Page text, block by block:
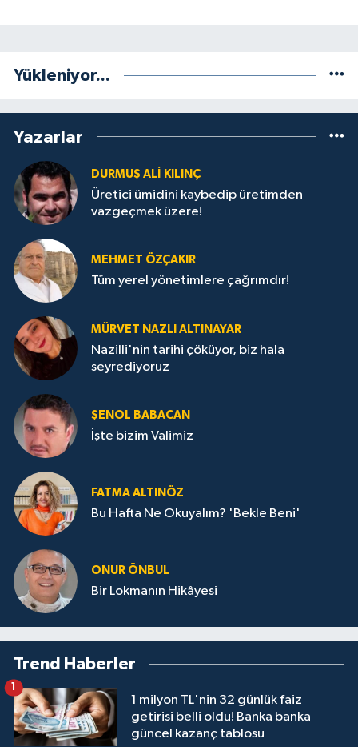
Yükleniyor...
Yazarlar
DURMUŞ ALI KILINÇ
Üretici ümidini kaybedip üretimden
vazgeçmek üzere!
MEHMET ÖZÇAKIR
Tüm yerel yönetimlere çağrımdır!
MÜRVET NAZLI ALTINAYAR
Nazilli'nin tarihi çöküyor, biz hala
seyrediyoruz
ŞENOL BABACAN
İşte bizim Valimiz
FATMA ALTINÖZ
Bu Hafta Ne Okuyalım? 'Bekle Beni'
ONUR ÖNBUL
Bir Lokmanın Hikâyesi
Trend Haberler
1 milyon TL'nin 32 günlük faiz
getirisi belli oldu! Banka banka
güncel kazanç tablosu
1